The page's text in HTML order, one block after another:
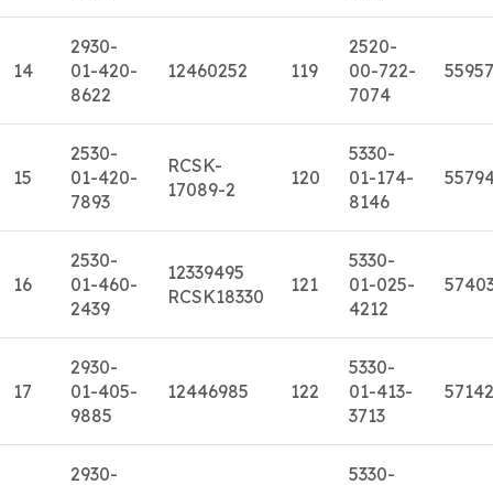
14
2930-
01-420-
8622
12460252 119
2520-
00-722-
7074
15
2530-
01-420-
7893
RCSK-
17089-2
120
5330-
01-174-
8146
16
2530-
01-460-
2439
12339495
RCSK18330
121
5330-
01-025-
4212
17
2930-
01-405-
9885
12446985 122
5330-
01-413-
3713
2930-
5330-